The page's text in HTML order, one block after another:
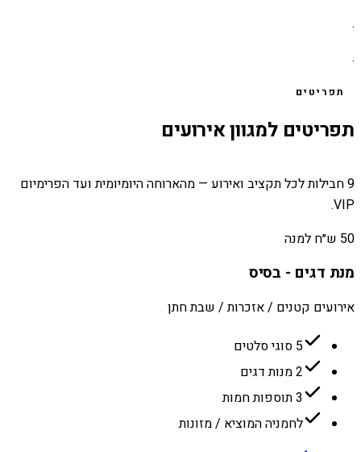
.
.
תפריטים
תפריטים למגוון אירועים
9 חבילות לכל תקציב ואירוע — מהארוחה היומיומית ועד הפרימיום
VIP.
50 ש״ח למנה
מנת דגים - בסיס
אירועים קטנים / אזכרות / שבת חתן
5 סוגי סלטים
2 מנות דגים
3 תוספות חמות
לחמניה המוציא / מזונות